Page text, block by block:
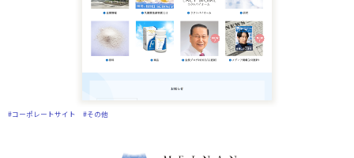
#コーポレートサイト #その他